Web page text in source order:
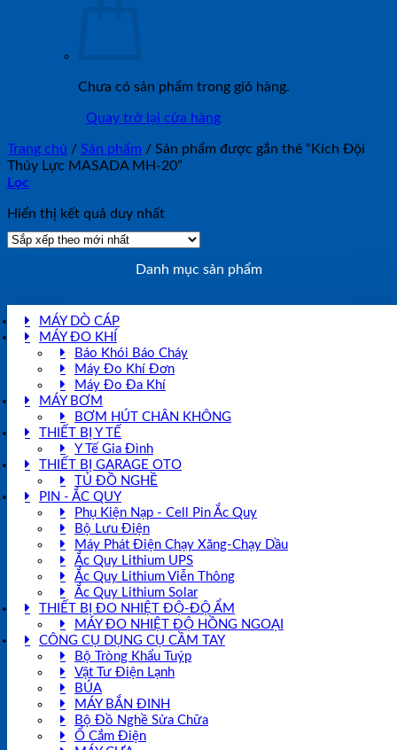
Chưa có sản phẩm trong giỏ hàng.
Quay trở lại cửa hàng
Trang chủ / Sản phẩm / Sản phẩm được gắn thẻ “Kích Đội
Thủy Lực MASADA MH-20”
Lọc
Hiển thị kết quả duy nhất
Danh mục sản phẩm
MÁY DÒ CÁP
MÁY ĐO KHÍ
Báo Khói Báo Cháy
Máy Đo Khí Đơn
Máy Đo Đa Khí
MÁY BƠM
BƠM HÚT CHÂN KHÔNG
THIẾT BỊ Y TẾ
Y Tế Gia Đình
THIẾT BỊ GARAGE OTO
TỦ ĐỒ NGHỀ
PIN - ẮC QUY
Phụ Kiện Nạp - Cell Pin Ắc Quy
Bộ Lưu Điện
Máy Phát Điện Chạy Xăng-Chạy Dầu
Ắc Quy Lithium UPS
Ắc Quy Lithium Viễn Thông
Ắc Quy Lithium Solar
THIẾT BỊ ĐO NHIỆT ĐỘ-ĐỘ ẨM
MÁY ĐO NHIỆT ĐỘ HỒNG NGOẠI
CÔNG CỤ DỤNG CỤ CẦM TAY
Bộ Tròng Khẩu Tuýp
Vật Tư Điện Lạnh
BÚA
MÁY BẮN ĐINH
Bộ Đồ Nghề Sửa Chữa
Ổ Cắm Điện